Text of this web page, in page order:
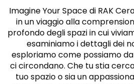
Imagine Your Space di RAK
in un viaggio alla
profondo degli spazi in cui
esaminiamo i dettagli dei
esploriamo come possiamo
ci circondano. Che tu stia
tuo spazio o sia un